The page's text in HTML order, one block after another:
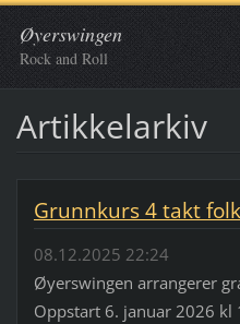
Øyerswingen
Rock and Roll
Artikkelarkiv
Grunnkurs 4 takt
08.12.2025 22:24
Øyerswingen arrangerer
Oppstart 6. januar 2026